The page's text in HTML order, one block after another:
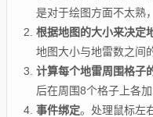
是对于绘图方面不太熟
根据地图的大小来决定
地图大小与地雷数之间
计算每个地雷周围格子
后在周围8个格子上各加
事件绑定。处理鼠标左